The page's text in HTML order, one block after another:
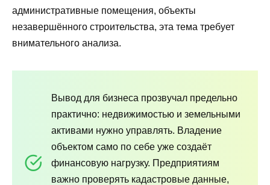
административные помещения, объекты
незавершённого строительства, эта тема требует
внимательного анализа.
Вывод для бизнеса прозвучал предельно
практично: недвижимостью и земельными
активами нужно управлять. Владение
объектом само по себе уже создаёт
финансовую нагрузку. Предприятиям
важно проверять кадастровые данные,